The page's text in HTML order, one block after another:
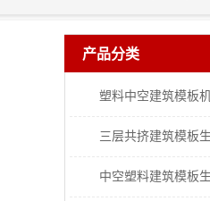
产品分类
塑料中空建筑模板
三层共挤建筑模板
中空塑料建筑模板